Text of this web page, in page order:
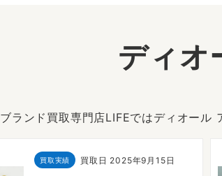
ディオ
ブランド買取専門店LIFEではディオール
買取実績 買取日 2025年9月15日